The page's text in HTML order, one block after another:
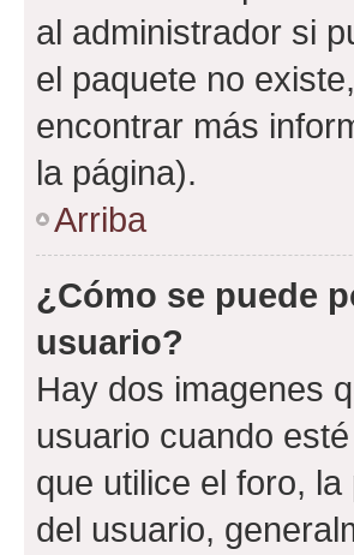
al administrador si
el paquete no
encontrar más
la página).
Arriba
¿Cómo se puede
usuario?
Hay dos imagenes
usuario cuando
que utilice el foro,
del usuario,